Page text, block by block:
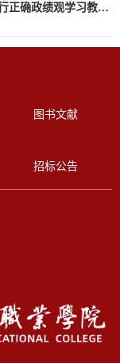
开封智慧健康职业学院举办树立和践行正确政绩观学习教育读书班
图书文献
招标公告